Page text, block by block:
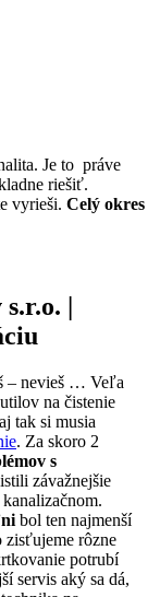
Je to práve
riešiť.
vyrieši. Celý okres
– nevieš … Veľa
na čistenie
tak si musia
. Za skoro 2
s
závažnejšie
bol ten najmenší
zisťujeme rôzne
potrubí
servis aký sa dá,